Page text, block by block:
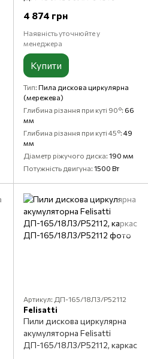
4 874 грн
Наявність уточнюйте у
менеджера
Купити
Тип Пила дискова циркулярна
(мережева)
Глибина різання при куті 90° 66
мм
Глибина різання при куті 45° 49
мм
Діаметр ріжучого диска 190 мм
Потужність двигуна 1500 Вт
Артикул: ДП-165/18Л3/P52112
Felisatti
Пили дискова циркулярна
акумуляторна Felisatti
ДП-165/18Л3/P52112, каркас